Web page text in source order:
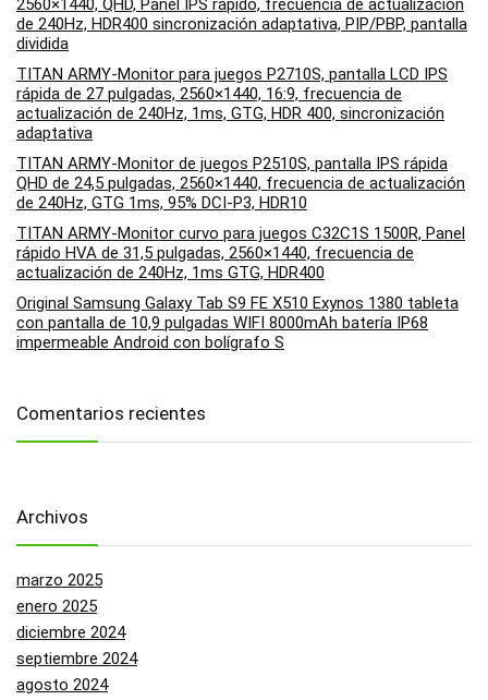
2560×1440, QHD, Panel IPS rápido, frecuencia de actualización
de 240Hz, HDR400 sincronización adaptativa, PIP/PBP, pantalla
dividida
TITAN ARMY-Monitor para juegos P2710S, pantalla LCD IPS
rápida de 27 pulgadas, 2560×1440, 16:9, frecuencia de
actualización de 240Hz, 1ms, GTG, HDR 400, sincronización
adaptativa
TITAN ARMY-Monitor de juegos P2510S, pantalla IPS rápida
QHD de 24,5 pulgadas, 2560×1440, frecuencia de actualización
de 240Hz, GTG 1ms, 95% DCI-P3, HDR10
TITAN ARMY-Monitor curvo para juegos C32C1S 1500R, Panel
rápido HVA de 31,5 pulgadas, 2560×1440, frecuencia de
actualización de 240Hz, 1ms GTG, HDR400
Original Samsung Galaxy Tab S9 FE X510 Exynos 1380 tableta
con pantalla de 10,9 pulgadas WIFI 8000mAh batería IP68
impermeable Android con bolígrafo S
Comentarios recientes
Archivos
marzo 2025
enero 2025
diciembre 2024
septiembre 2024
agosto 2024